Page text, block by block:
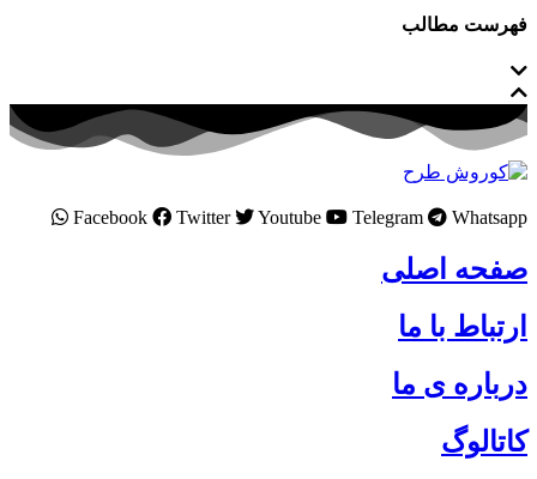
فهرست مطالب
Facebook Twitter Youtube Telegram Whatsapp
صفحه اصلی
ارتباط با ما
درباره ی ما
کاتالوگ